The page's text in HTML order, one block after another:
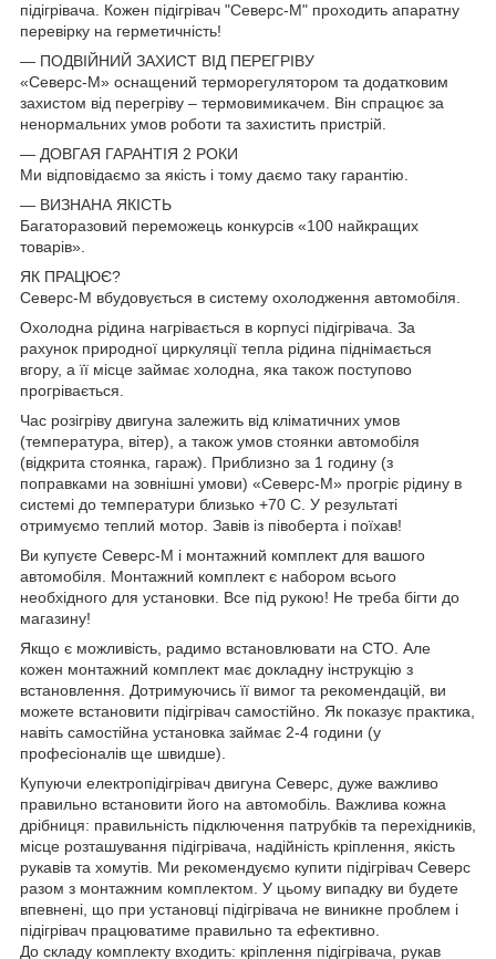
підігрівача. Кожен підігрівач "Северс-М" проходить апаратну
перевірку на герметичність!
— ПОДВІЙНИЙ ЗАХИСТ ВІД ПЕРЕГРІВУ
«Северс-М» оснащений терморегулятором та додатковим
захистом від перегріву – термовимикачем. Він спрацює за
ненормальних умов роботи та захистить пристрій.
— ДОВГАЯ ГАРАНТІЯ 2 РОКИ
Ми відповідаємо за якість і тому даємо таку гарантію.
— ВИЗНАНА ЯКІСТЬ
Багаторазовий переможець конкурсів «100 найкращих
товарів».
ЯК ПРАЦЮЄ?
Северс-М вбудовується в систему охолодження автомобіля.
Охолодна рідина нагрівається в корпусі підігрівача. За
рахунок природної циркуляції тепла рідина піднімається
вгору, а її місце займає холодна, яка також поступово
прогрівається.
Час розігріву двигуна залежить від кліматичних умов
(температура, вітер), а також умов стоянки автомобіля
(відкрита стоянка, гараж). Приблизно за 1 годину (з
поправками на зовнішні умови) «Северс-М» прогріє рідину в
системі до температури близько +70 С. У результаті
отримуємо теплий мотор. Завів із півоберта і поїхав!
Ви купуєте Северс-М і монтажний комплект для вашого
автомобіля. Монтажний комплект є набором всього
необхідного для установки. Все під рукою! Не треба бігти до
магазину!
Якщо є можливість, радимо встановлювати на СТО. Але
кожен монтажний комплект має докладну інструкцію з
встановлення. Дотримуючись її вимог та рекомендацій, ви
можете встановити підігрівач самостійно. Як показує практика,
навіть самостійна установка займає 2-4 години (у
професіоналів ще швидше).
Купуючи електропідігрівач двигуна Северс, дуже важливо
правильно встановити його на автомобіль. Важлива кожна
дрібниця: правильність підключення патрубків та перехідників,
місце розташування підігрівача, надійність кріплення, якість
рукавів та хомутів. Ми рекомендуємо купити підігрівач Северс
разом з монтажним комплектом. У цьому випадку ви будете
впевнені, що при установці підігрівача не виникне проблем і
підігрівач працюватиме правильно та ефективно.
До складу комплекту входить: кріплення підігрівача, рукав